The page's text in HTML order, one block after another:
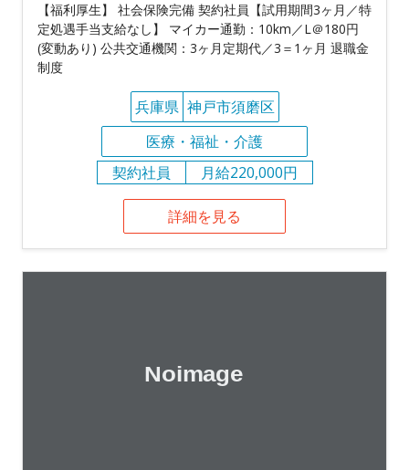
【福利厚生】 社会保険完備 契約社員【試用期間3ヶ月／特
定処遇手当支給なし】 マイカー通勤：10km／L＠180円
(変動あり) 公共交通機関：3ヶ月定期代／3＝1ヶ月 退職金
制度
兵庫県 神戸市須磨区
医療・福祉・介護
契約社員
月給220,000円
詳細を見る